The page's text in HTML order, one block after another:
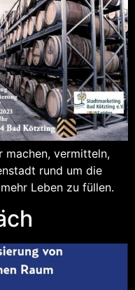
machen, vermitteln,
rund um die
Leben zu füllen.